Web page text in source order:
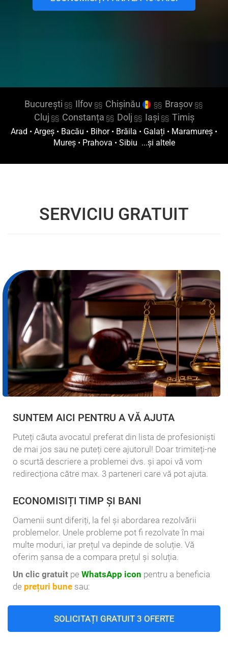
București §§ Ilfov§§ Chișinău §§ Brașov§§
Cluj §§ Constanța §§ Dolj §§ Iași §§ Timiș
Arad • Argeș • Bacău • Bihor• Brăila • Galați • Maramureș •
Mureș• Prahova • Sibiu ...și altele
SERVICIU GRATUIT
SUNTEM AICI PENTRU A VĂ AJUTA
Puteți căuta avocatul preferat din lista de profesioniști
de mai jos sau ne puteți cere ajutorul! Doar trimiteți-ne
o scurtă descriere a problemei dvs. și apoi vă vom
redirecționa către max. 3 parteneri care vă pot ajuta.
ECONOMISIȚI TIMP ȘI BANI
Oamenii sunt diferiți, la fel și abordarea rezolvării
problemelor. Unele probleme pot fi rezolvate în mai
multe moduri, iar prețul va depinde de soluție. Vă
oferim șansa de a compara prețul și soluția.
Un clic gratuit pe WhatsApp icon pentru a beneficia
de prețuri bune sau:
SOLICITAȚI GRATUIT 3 OFERTE